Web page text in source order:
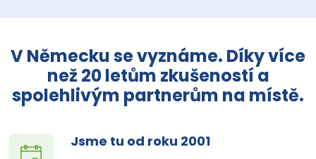
V Německu se vyznáme. Díky více
než 20 letům zkušeností a
spolehlivým partnerům na místě.
Jsme tu od roku 2001